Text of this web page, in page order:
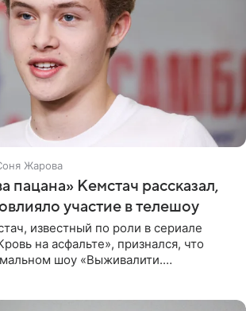
Жарова
пацана» Кемстач рассказал,
участие в телешоу
известный по роли в сериале
на асфальте», признался, что
шоу «Выживалити.